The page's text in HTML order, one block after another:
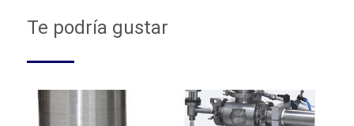
Te podría gustar